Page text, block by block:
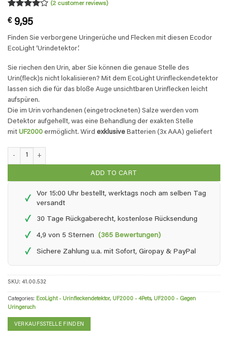
Rated
out of 5
2
customer
ratings
(2customer reviews)
€9,95
Finden Sie verborgene Uringerüche und Flecken mit diesen Ecodor
EcoLight ‘Urindetektor’.
Sie riechen den Urin, aber Sie können die genaue Stelle des
Urin(fleck)s nicht lokalisieren? Mit dem EcoLight Urinfleckendetektor
lassen sich die für das bloße Auge unsichtbaren Urinflecken leicht
aufspüren.
Die im Urin vorhandenen (eingetrockneten) Salze werden vom
Detektor aufgehellt, was eine Behandlung der exakten Stelle
mit UF2000 ermöglicht. Wird exklusive Batterien (3x AAA) geliefert
EcoLight - Urinfleckendetektor quantity
ADD TO CART
✓
Vor 15:00 Uhr bestellt, werktags noch am selben Tag
versandt
✓ 30 Tage Rückgaberecht, kostenlose Rücksendung
✓ 4,9 von 5 Sternen(365 Bewertungen)
✓ Sichere Zahlung u.a. mit Sofort, Giropay & PayPal
SKU: 41.00.532
Categories: EcoLight - Urinfleckendetektor, UF2000 - 4Pets, UF2000 - Gegen
Uringeruch
VERKAUFSSTELLE FINDEN